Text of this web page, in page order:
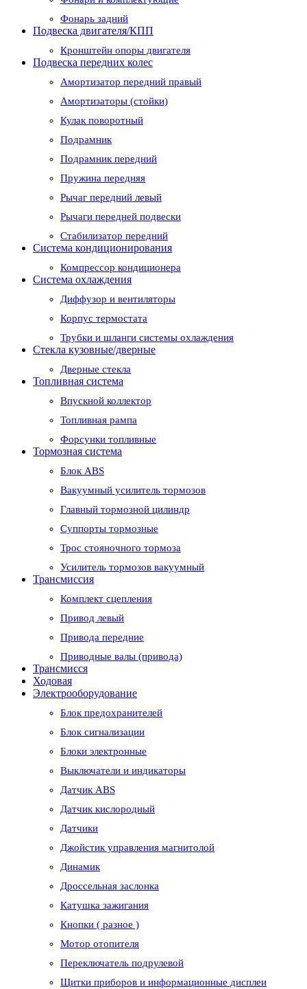
Фонарь задний
Подвеска двигателя/КПП
Кронштейн опоры двигателя
Подвеска передних колес
Амортизатор передний правый
Амортизаторы (стойки)
Кулак поворотный
Подрамник
Подрамник передний
Пружина передняя
Рычаг передний левый
Рычаги передней подвески
Стабилизатор передний
Система кондиционирования
Компрессор кондиционера
Система охлаждения
Диффузор и вентиляторы
Корпус термостата
Трубки и шланги системы охлаждения
Стекла кузовные/дверные
Дверные стекла
Топливная система
Впускной коллектор
Топливная рампа
Форсунки топливные
Тормозная система
Блок ABS
Вакуумный усилитель тормозов
Главный тормозной цилиндр
Суппорты тормозные
Трос стояночного тормоза
Усилитель тормозов вакуумный
Трансмиссия
Комплект сцепления
Привод левый
Привода передние
Приводные валы (привода)
Трансмисся
Ходовая
Электрооборудование
Блок предохранителей
Блок сигнализации
Блоки электронные
Выключатели и индикаторы
Датчик ABS
Датчик кислородный
Датчики
Джойстик управления магнитолой
Динамик
Дроссельная заслонка
Катушка зажигания
Кнопки ( разное )
Мотор отопителя
Переключатель подрулевой
Щитки приборов и информационные дисплеи